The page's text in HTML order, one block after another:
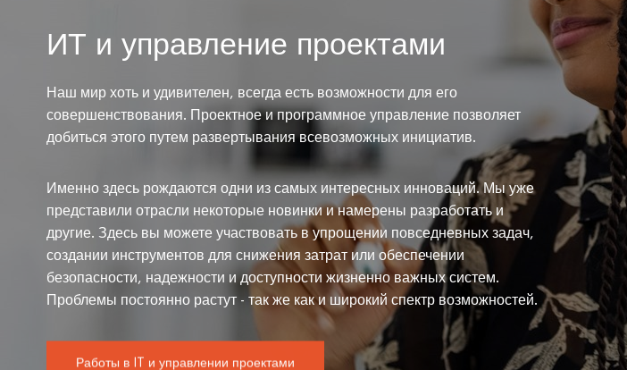
ИТ и управление проектами
Наш мир хоть и удивителен, всегда есть возможности для его
совершенствования. Проектное и программное управление позволяет
добиться этого путем развертывания всевозможных инициатив.
Именно здесь рождаются одни из самых интересных инноваций. Мы уже
представили отрасли некоторые новинки и намерены разработать и
другие. Здесь вы можете участвовать в упрощении повседневных задач,
создании инструментов для снижения затрат или обеспечении
безопасности, надежности и доступности жизненно важных систем.
Проблемы постоянно растут - так же как и широкий спектр возможностей.
Работы в IT и управлении проектами